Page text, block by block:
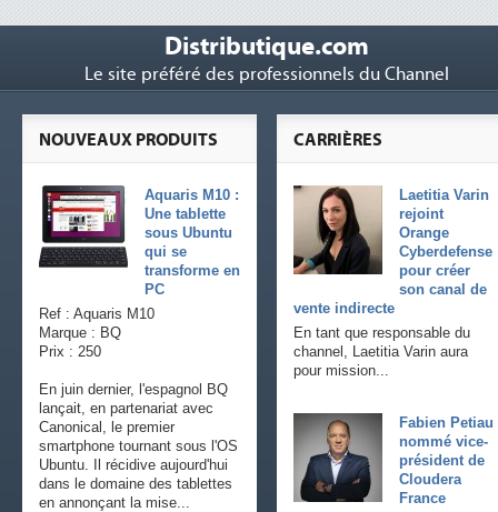
Distributique.com
Le site préféré des professionnels du Channel
CARRIÈRES
Laetitia Varin
rejoint
Orange
Cyberdefense
pour créer
son canal de
vente indirecte
En tant que responsable du
channel, Laetitia Varin aura
pour mission...
Fabien Petiau
nommé vice-
président de
Cloudera
France
NOUVEAUX PRODUITS
Aquaris M10 :
Une tablette
sous Ubuntu
qui se
transforme en
PC
Ref : Aquaris M10
Marque : BQ
Prix : 250
En juin dernier, l'espagnol BQ
lançait, en partenariat avec
Canonical, le premier
smartphone tournant sous l'OS
Ubuntu. Il récidive aujourd'hui
dans le domaine des tablettes
en annonçant la mise...